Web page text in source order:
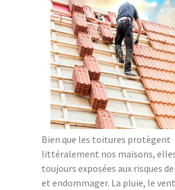
Bien que les toitures protègent
littéralement nos maisons,
toujours exposées aux risques
et endommager. La pluie, le